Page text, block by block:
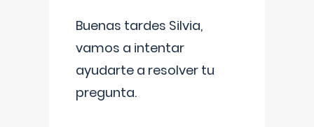
Buenas tardes Silvia,
vamos a intentar
ayudarte a resolver tu
pregunta.